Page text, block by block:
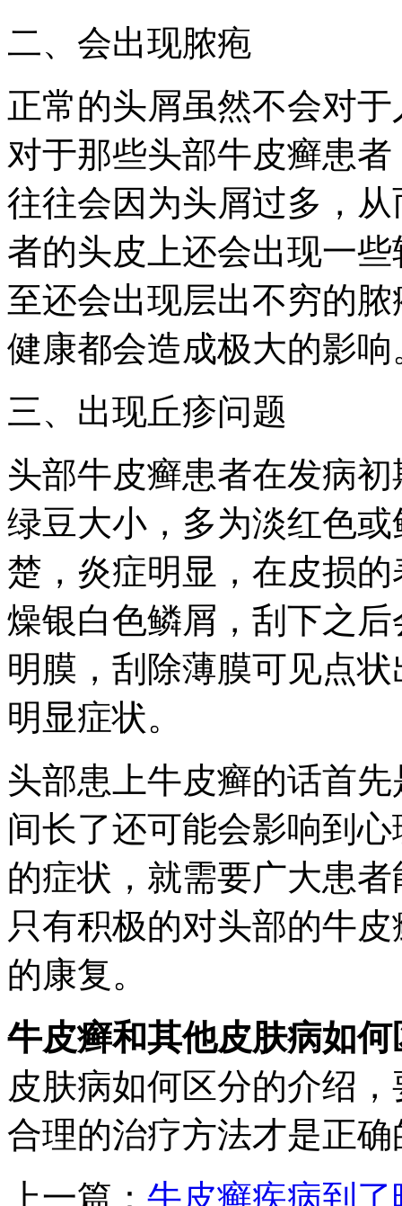
二、会出现脓疱
正常的头屑虽然不会对
对于那些头部牛皮癣患
往往会因为头屑过多，
者的头皮上还会出现一
至还会出现层出不穷的
健康都会造成极大的影响
三、出现丘疹问题
头部牛皮癣患者在发病
绿豆大小，多为淡红色
楚，炎症明显，在皮损
燥银白色鳞屑，刮下之
明膜，刮除薄膜可见点
明显症状。
头部患上牛皮癣的话首
间长了还可能会影响到
的症状，就需要广大患
只有积极的对头部的牛
的康复。
牛皮癣和其他皮肤病如何
皮肤病如何区分的介绍
合理的治疗方法才是正确
上一篇： 牛皮癣疾病到